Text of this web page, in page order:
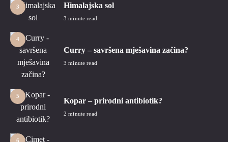
3 Himalajska sol
3 minute read
4
Curry – savršena mješavina začina?
3 minute read
5
Kopar – prirodni antibiotik?
2 minute read
6